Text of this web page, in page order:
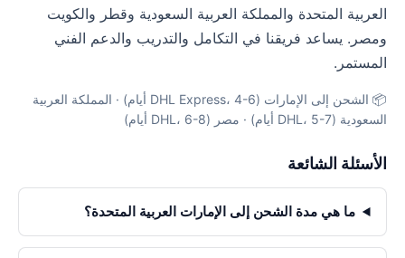
العربية المتحدة والمملكة العربية السعودية وقطر والكويت
ومصر. يساعد فريقنا في التكامل والتدريب والدعم الفني
المستمر.
📦 الشحن إلى الإمارات (DHL Express، 4-6 أيام) · المملكة العربية
السعودية (DHL، 5-7 أيام) · مصر (DHL، 6-8 أيام)
الأسئلة الشائعة
ما هي مدة الشحن إلى الإمارات العربية المتحدة؟